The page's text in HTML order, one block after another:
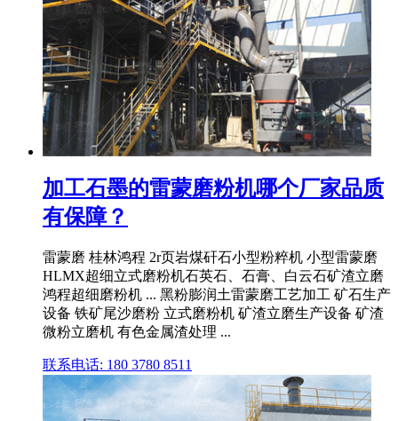
加工石墨的雷蒙磨粉机哪个厂家品质
有保障？
雷蒙磨 桂林鸿程 2r页岩煤矸石小型粉粹机 小型雷蒙磨
HLMX超细立式磨粉机石英石、石膏、白云石矿渣立磨
鸿程超细磨粉机 ... 黑粉膨润土雷蒙磨工艺加工 矿石生产
设备 铁矿尾沙磨粉 立式磨粉机 矿渣立磨生产设备 矿渣
微粉立磨机 有色金属渣处理 ...
联系电话: 180 3780 8511